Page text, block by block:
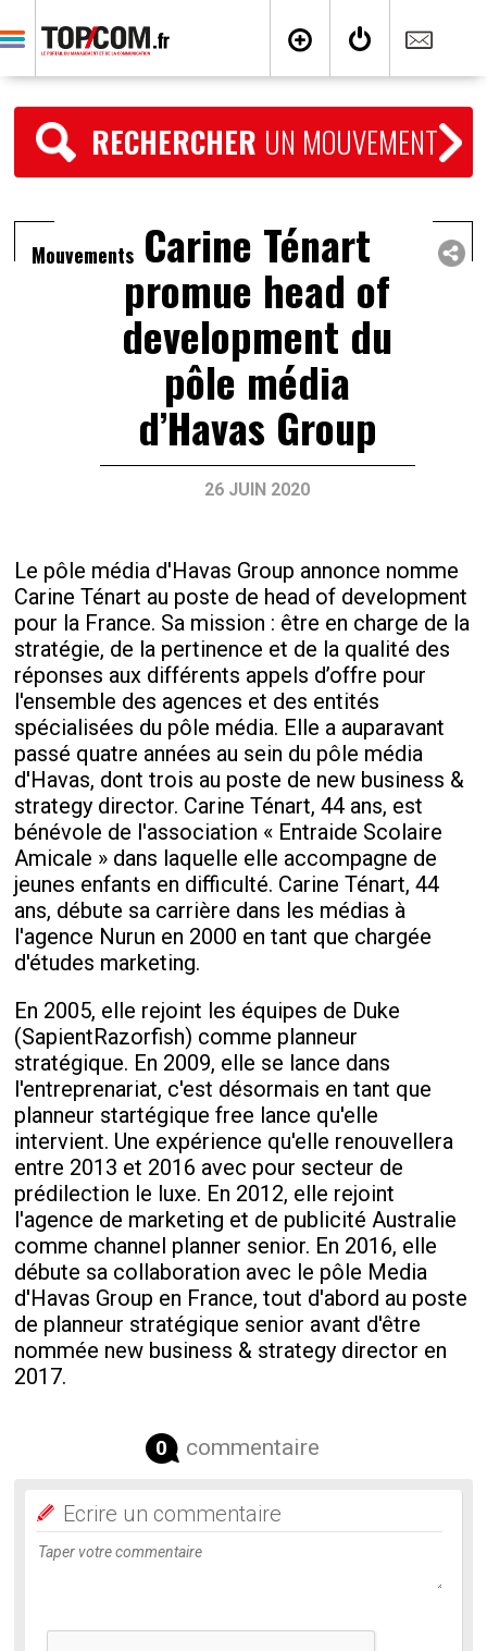
RECHERCHER UN MOUVEMENT
Mouvements Carine Ténart
promue head of
development du
pôle média
d’Havas Group
26 JUIN 2020
Le pôle média d'Havas Group annonce nomme
Carine Ténart au poste de head of development
pour la France. Sa mission : être en charge de la
stratégie, de la pertinence et de la qualité des
réponses aux différents appels d’offre pour
l'ensemble des agences et des entités
spécialisées du pôle média. Elle a auparavant
passé quatre années au sein du pôle média
d'Havas, dont trois au poste de new business &
strategy director. Carine Ténart, 44 ans, est
bénévole de l'association « Entraide Scolaire
Amicale » dans laquelle elle accompagne de
jeunes enfants en difficulté. Carine Ténart, 44
ans, débute sa carrière dans les médias à
l'agence Nurun en 2000 en tant que chargée
d'études marketing.
En 2005, elle rejoint les équipes de Duke
(SapientRazorfish) comme planneur
stratégique. En 2009, elle se lance dans
l'entreprenariat, c'est désormais en tant que
planneur startégique free lance qu'elle
intervient. Une expérience qu'elle renouvellera
entre 2013 et 2016 avec pour secteur de
prédilection le luxe. En 2012, elle rejoint
l'agence de marketing et de publicité Australie
comme channel planner senior. En 2016, elle
débute sa collaboration avec le pôle Media
d'Havas Group en France, tout d'abord au poste
de planneur stratégique senior avant d'être
nommée new business & strategy director en
2017.
0 commentaire
Ecrire un commentaire